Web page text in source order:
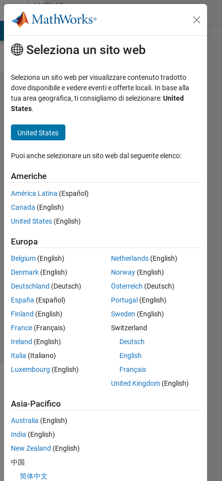
Vai al contenutoMATLAB
Answers
How to
set which
the code
comment
using a
variable?
Francesco
12 Giu
2021
4
Risposte
Aggiornato
12 Giu
2021
12
Visualizzazioni
Go
od
Seleziona un sito web
Seleziona un sito web per visualizzare contenuto tradotto
dove disponibile e vedere eventi e offerte locali. In base alla
tua area geografica, ti consigliamo di selezionare:United
States.
United States
Puoi anche selezionare un sito web dal seguente elenco:
Americhe
América Latina (Español)
Canada (English)
United States (English)
Europa
Belgium (English)
Denmark (English)
Deutschland (Deutsch)
España (Español)
Finland (English)
France (Français)
Ireland (English)
Italia (Italiano)
Luxembourg (English)
Netherlands(English)
Norway(English)
Österreich (Deutsch)
Portugal (English)
Sweden (English)
Switzerland
Deutsch
English
Français
United Kingdom(English)
Asia-Pacifico
Australia (English)
India (English)
New Zealand (English)
中国
简体中文